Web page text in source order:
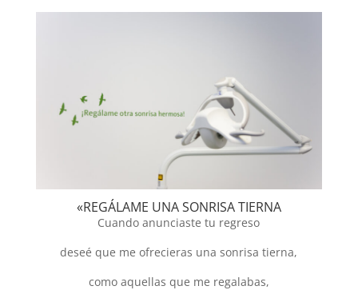
«REGÁLAME UNA SONRISA TIERNA
Cuando anunciaste tu regreso
deseé que me ofrecieras una sonrisa tierna,
como aquellas que me regalabas,